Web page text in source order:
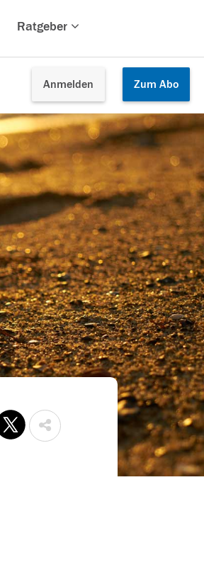
Ratgeber
Anmelden Zum Abo